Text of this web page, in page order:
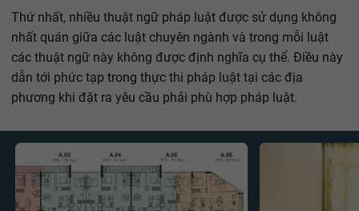
Thứ nhất, nhiều thuật ngữ pháp luật được sử dụng không
nhất quán giữa các luật chuyên ngành và trong mỗi luật
các thuật ngữ này không được định nghĩa cụ thể. Điều này
dẫn tới phức tạp trong thực thi pháp luật tại các địa
phương khi đặt ra yêu cầu phải phù hợp pháp luật.